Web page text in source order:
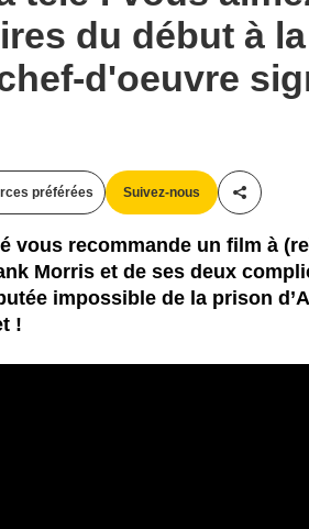
du début à
d'oeuvre
préférées Suivez-nous
Partager
vous recommande un film à
Morris et de ses deux
impossible de la prison
!